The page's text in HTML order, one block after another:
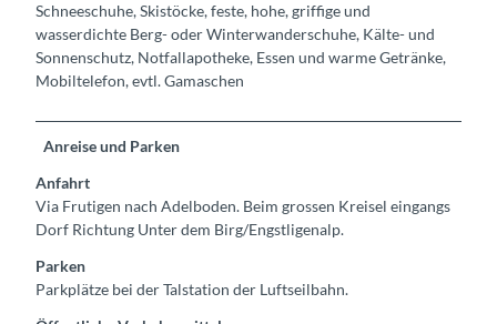
Schneeschuhe, Skistöcke, feste, hohe, griffige und
wasserdichte Berg- oder Winterwanderschuhe, Kälte- und
Sonnenschutz, Notfallapotheke, Essen und warme Getränke,
Mobiltelefon, evtl. Gamaschen
Anreise und Parken
Anfahrt
Via Frutigen nach Adelboden. Beim grossen Kreisel eingangs
Dorf Richtung Unter dem Birg/Engstligenalp.
Parken
Parkplätze bei der Talstation der Luftseilbahn.